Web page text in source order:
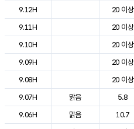
9.12H
20 이상
9.11H
20 이상
9.10H
20 이상
9.09H
20 이상
9.08H
20 이상
9.07H
맑음 5.8
9.06H
맑음 10.7